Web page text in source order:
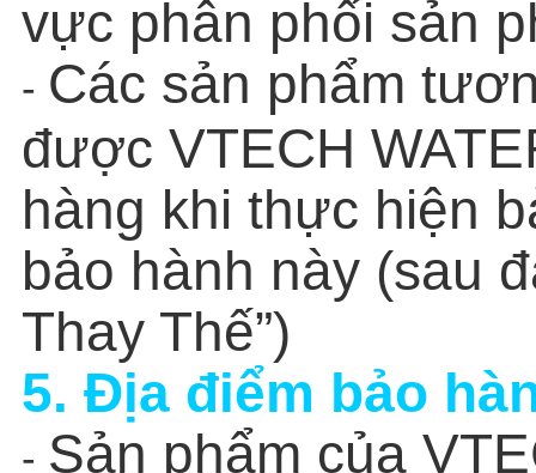
vực phân phối sản
- Các sản phẩm
được VTECH
hàng khi thực hiện
bảo hành này (sau
Thay Thế”)
5. Địa điểm bảo
- Sản phẩm của